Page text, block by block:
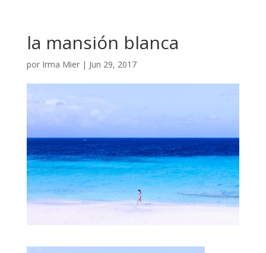
la mansión blanca
por Irma Mier| Jun 29, 2017